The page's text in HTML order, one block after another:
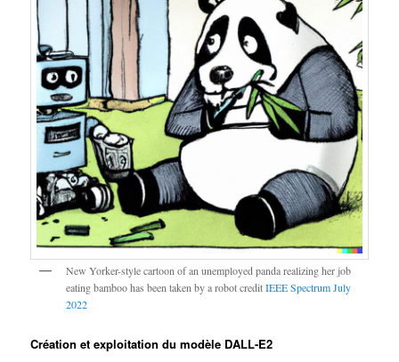
New Yorker-style cartoon of an unemployed panda realizing her job
eating bamboo has been taken by a robot creditIEEE Spectrum July
2022
Création et exploitation du modèle DALL-E2